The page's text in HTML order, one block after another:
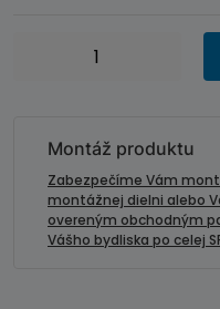
množstvo
Informačný
Carnival
Sorento
Montáž produktu
Zabezpečíme Vám
montážnej dielni alebo
overeným obchodným
Vášho bydliska po celej